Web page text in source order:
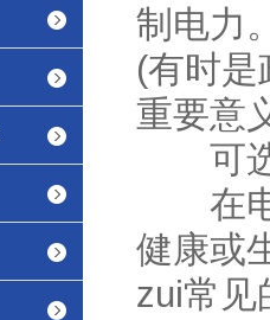
制电力
(有时
重要意
可选
在电
健康或
zui常见